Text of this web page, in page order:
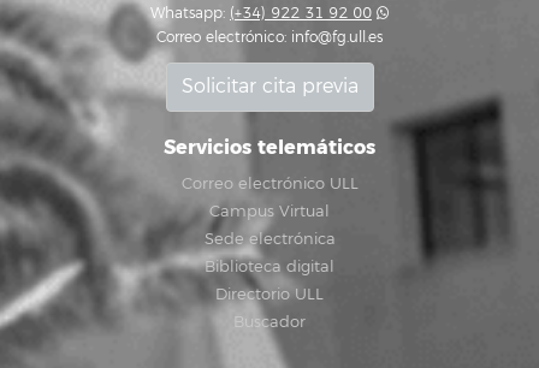
Whatsapp: (+34) 922 31 92 00
Correo electrónico: info@fg.ull.es
Solicitar cita previa
Servicios telemáticos
Correo electrónico ULL
Campus Virtual
Sede electrónica
Biblioteca digital
Directorio ULL
Buscador